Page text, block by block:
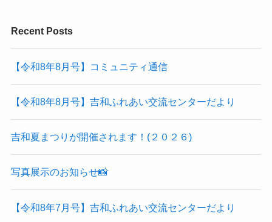
Recent Posts
【令和8年8月号】コミュニティ通信
【令和8年8月号】吉和ふれあい交流センターだより
吉和夏まつりが開催されます！(２０２６)
写真展示のお知らせ📸
【令和8年7月号】吉和ふれあい交流センターだより